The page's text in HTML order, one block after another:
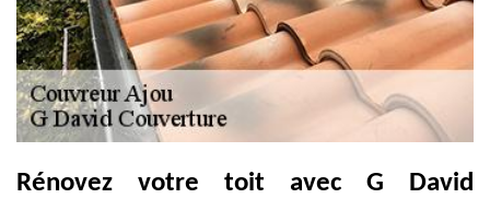
Rénovez votre toit avec G David